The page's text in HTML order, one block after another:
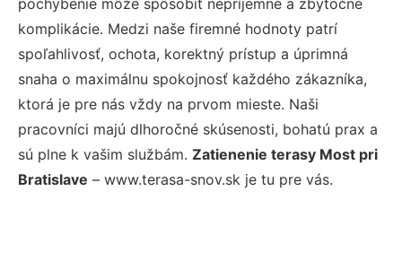
pochybenie môže spôsobiť nepríjemné a zbytočné
komplikácie. Medzi naše firemné hodnoty patrí
spoľahlivosť, ochota, korektný prístup a úprimná
snaha o maximálnu spokojnosť každého zákazníka,
ktorá je pre nás vždy na prvom mieste. Naši
pracovníci majú dlhoročné skúsenosti, bohatú prax a
sú plne k vašim službám. Zatienenie terasy Most pri
Bratislave – www.terasa-snov.sk je tu pre vás.